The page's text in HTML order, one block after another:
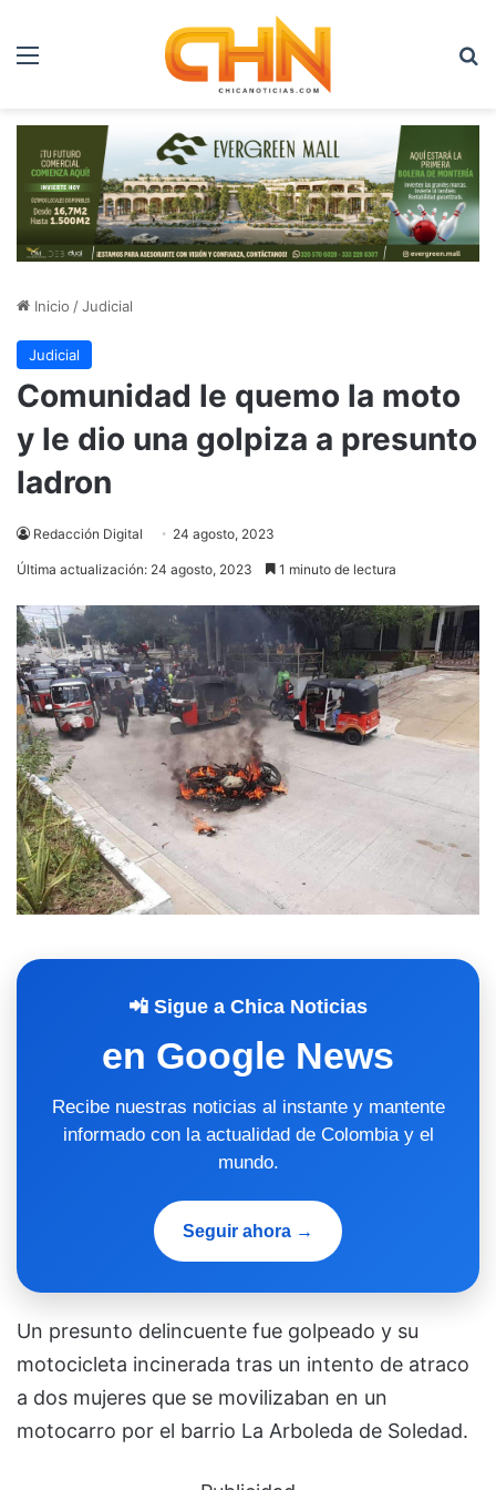
Menú
Inicio /Judicial
Judicial
Comunidad le quemo la moto
y le dio una golpiza a presunto
ladron
Redacción Digital 24 agosto, 2023
Última actualización: 24 agosto, 2023 1 minuto de lectura
📲 Sigue a Chica Noticias
en Google News
Recibe nuestras noticias al instante y mantente
informado con la actualidad de Colombia y el
mundo.
Seguir ahora →
Un presunto delincuente fue golpeado y su
motocicleta incinerada tras un intento de atraco
a dos mujeres que se movilizaban en un
motocarro por el barrio La Arboleda de Soledad.